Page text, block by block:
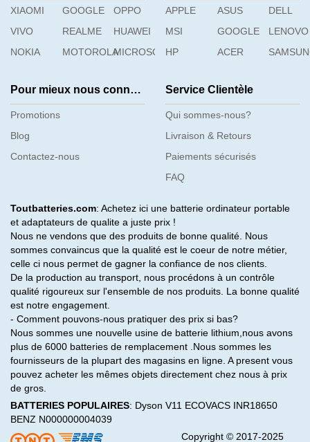
XIAOMI GOOGLE
OPPO
VIVO
REALME
HUAWEI
NOKIA
MOTOROLAMICROSOFT
APPLE ASUS
DELL
MSI
GOOGLE
LENOVO
HP
ACER
Pour mieux nous connaître
Promotions
Blog
Contactez-nous
Service Clientèle
Qui sommes-nous?
Livraison & Retours
Paiements sécurisés
FAQ
Toutbatteries.com: Achetez ici une batterie ordinateur portable
et adaptateurs de qualite a juste prix !
Nous ne vendons que des produits de bonne qualité. Nous
sommes convaincus que la qualité est le coeur de notre métier,
celle ci nous permet de gagner la confiance de nos clients.
De la production au transport, nous procédons à un contrôle
qualité rigoureux sur l'ensemble de nos produits. La bonne qualité
est notre engagement.
- Comment pouvons-nous pratiquer des prix si bas?
Nous sommes une nouvelle usine de batterie lithium,nous avons
plus de 6000 batteries de remplacement .Nous sommes les
fournisseurs de la plupart des magasins en ligne. A present vous
pouvez acheter les mêmes objets directement chez nous à prix
de gros.
BATTERIES POPULAIRES: Dyson V11 ECOVACS INR18650
BENZ N000000004039
Copyright © 2017-2025